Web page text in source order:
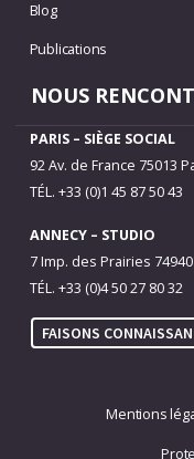
Blog
Publications
NOUS
PARIS – SIÈGE SOCIAL
92 Av. de France 75013
TÉL. +33 (0)1 45 87 50 43
ANNECY – STUDIO
7 Imp. des Prairies
TÉL. +33 (0)4 50 27 80 32
FAISONS
Mentions